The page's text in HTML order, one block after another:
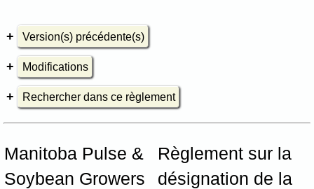
Version(s) précédente(s)
Modifications
Rechercher dans ce règlement
Manitoba Pulse &
Soybean Growers
Règlement sur la
désignation de la